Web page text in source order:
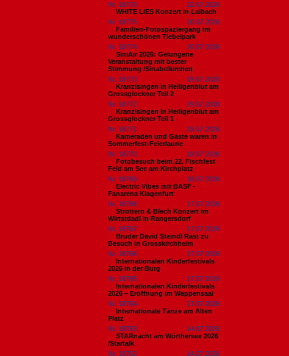
Nr. 18776
22.07.2026
WHITE LIES Konzert in Laibach
Nr. 18775
20.07.2026
Familien-Fotospaziergang im
wunderschönen Tiebelpark
Nr. 18774
20.07.2026
SiniAir 2026: Gelungene
Veranstaltung mit bester
Stimmung /Sinabelkirchen
Nr. 18773
19.07.2026
Kranzlsingen in Heiligenblut am
Grossglockner Teil 2
Nr. 18772
19.07.2026
Kranzlsingen in Heiligenblut am
Grossglockner Teil 1
Nr. 18771
19.07.2026
Kameraden und Gäste waren in
Sommerfest-Feierlaune
Nr. 18770
18.07.2026
Fotobesuch beim 22. Fischfest
Feld am See am Kirchplatz
Nr. 18769
18.07.2026
Electric Vibes mit BASF -
Fanarena Klagenfurt
Nr. 18768
17.07.2026
Strottern & Blech Konzert im
Wirtstdadl in Rangersdorf
Nr. 18767
17.07.2026
Bruder David Steindl Rast zu
Besuch in Grosskirchheim
Nr. 18766
17.07.2026
Internationalen Kinderfestivals
2026 in der Burg
Nr. 18765
17.07.2026
Internationalen Kinderfestivals
2026 – Eröffnung im Wappensaal
Nr. 18764
17.07.2026
Internationale Tänze am Alten
Platz
Nr. 18763
14.07.2026
STARnacht am Wörthersee 2026
/Startalk
Nr. 18762
14.07.2026